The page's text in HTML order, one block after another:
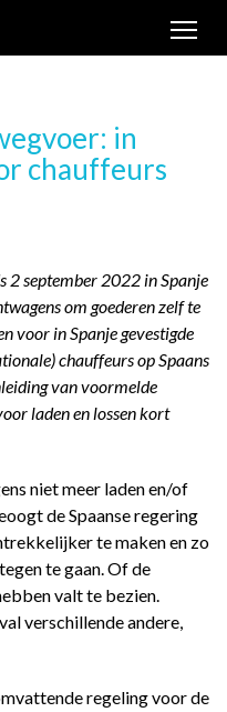
in
chauffeurs
2 september 2022 in Spanje
om goederen zelf te
voor in Spanje gevestigde
chauffeurs op Spaans
van voormelde
laden en lossen kort
niet meer laden en/of
de Spaanse regering
te maken en zo
te gaan. Of de
valt te bezien.
verschillende andere,
regeling voor de